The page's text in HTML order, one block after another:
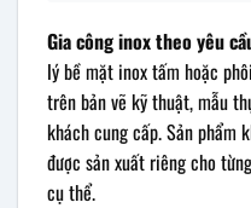
Gia công inox theo yêu
lý bề mặt inox tấm hoặc
trên bản vẽ kỹ thuật, mẫu
khách cung cấp. Sản
được sản xuất riêng cho
cụ thể.